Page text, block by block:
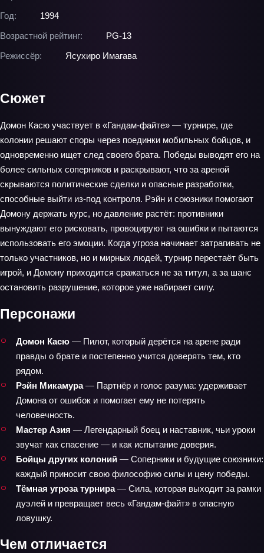
Год:
1994
Возрастной рейтинг:
PG-13
Режиссёр:
Ясухиро Имагава
Сюжет
Домон Касю участвует в «Гандам-файте» — турнире, где
колонии решают споры через поединки мобильных бойцов, и
одновременно ищет след своего брата. Победы выводят его на
более сильных соперников и раскрывают, что за ареной
скрываются политические сделки и опасные разработки,
способные выйти из‑под контроля. Рэйн и союзники помогают
Домону держать курс, но давление растёт: противники
вынуждают его рисковать, провоцируют на ошибки и пытаются
использовать его эмоции. Когда угроза начинает затрагивать не
только участников, но и мирных людей, турнир перестаёт быть
игрой, и Домону приходится сражаться не за титул, а за шанс
остановить разрушение, которое уже набирает силу.
Персонажи
Домон Касю — Пилот, который дерётся на арене ради
правды о брате и постепенно учится доверять тем, кто
рядом.
Рэйн Микамура— Партнёр и голос разума: удерживает
Домона от ошибок и помогает ему не потерять
человечность.
Мастер Азия — Легендарный боец и наставник, чьи уроки
звучат как спасение — и как испытание доверия.
Бойцы других колоний — Соперники и будущие союзники:
каждый приносит свою философию силы и цену победы.
Тёмная угроза турнира— Сила, которая выходит за рамки
дуэлей и превращает весь «Гандам-файт» в опасную
ловушку.
Чем отличается